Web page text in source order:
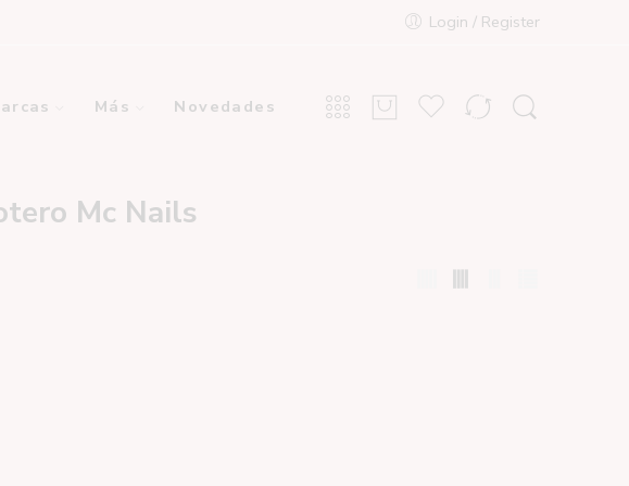
Login / Register
Más Novedades
Mc Nails